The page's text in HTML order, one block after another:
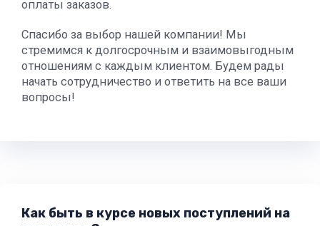
оплаты заказов.
Спасибо за выбор нашей компании! Мы
стремимся к долгосрочным и взаимовыгодным
отношениям с каждым клиентом. Будем рады
начать сотрудничество и ответить на все ваши
вопросы!
Как быть в курсе новых поступлений на